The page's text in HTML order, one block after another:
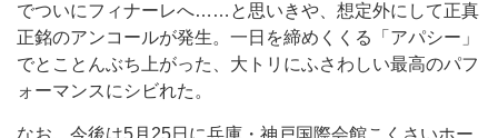
でついにフィナーレへ……と思いきや、想定外にして正真
正銘のアンコールが発生。一日を締めくくる「アパシー」
でとことんぶち上がった、大トリにふさわしい最高のパフ
ォーマンスにシビれた。
なお、今後は5月25日に兵庫・神戸国際会館こくさいホー